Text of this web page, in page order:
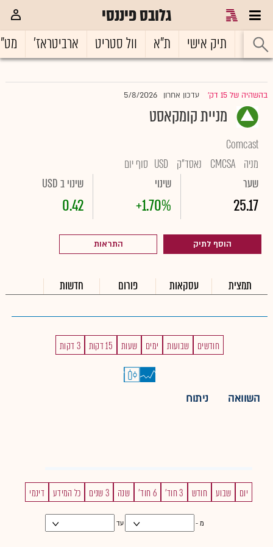
גלובס פיננסי
ראשי תיק אישי ת"א וול סטריט ארביטראז'
בהשהיה של 15 דק' עדכון אחרון 5/8/2026
מניית קומקאסט
Comcast
מניה CMCSA נאסד"ק USD סוף יום
שער
25.17
שינוי
+1.70%
שינוי ב USD
0.42
הוסף לתיק התראות
תמצית עסקאות פורום חדשות
חודשים שבועות ימים שעות 15 דקות 3 דקות
השוואה ניתוח
יום שבוע חודש 3 חוד' 6 חוד' שנה 3 שנים כל המידע דינמי
מ - עד